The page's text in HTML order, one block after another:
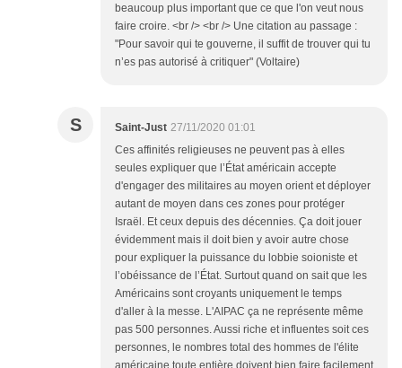
beaucoup plus important que ce que l'on veut nous
faire croire. <br /> <br /> Une citation au passage :
"Pour savoir qui te gouverne, il suffit de trouver qui tu
n’es pas autorisé à critiquer" (Voltaire)
S Saint-Just 27/11/2020 01:01
Ces affinités religieuses ne peuvent pas à elles
seules expliquer que l’État américain accepte
d'engager des militaires au moyen orient et déployer
autant de moyen dans ces zones pour protéger
Israël. Et ceux depuis des décennies. Ça doit jouer
évidemment mais il doit bien y avoir autre chose
pour expliquer la puissance du lobbie soioniste et
l’obéissance de l’État. Surtout quand on sait que les
Américains sont croyants uniquement le temps
d'aller à la messe. L'AIPAC ça ne représente même
pas 500 personnes. Aussi riche et influentes soit ces
personnes, le nombres total des hommes de l'élite
américaine toute entière doivent bien faire facilement